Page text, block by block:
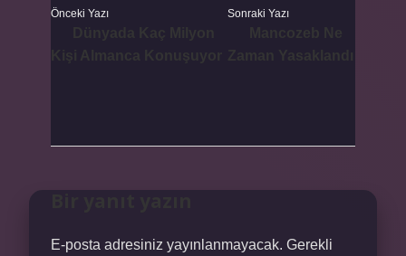
Önceki Yazı Sonraki Yazı
E-posta adresiniz yayınlanmayacak. Gerekli